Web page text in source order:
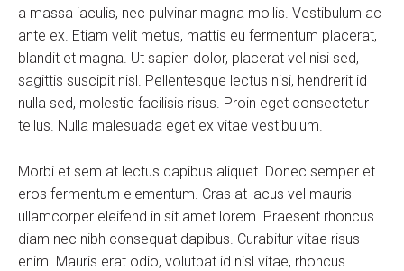
a massa iaculis, nec pulvinar magna mollis. Vestibulum ac
ante ex. Etiam velit metus, mattis eu fermentum placerat,
blandit et magna. Ut sapien dolor, placerat vel nisi sed,
sagittis suscipit nisl. Pellentesque lectus nisi, hendrerit id
nulla sed, molestie facilisis risus. Proin eget consectetur
tellus. Nulla malesuada eget ex vitae vestibulum.
Morbi et sem at lectus dapibus aliquet. Donec semper et
eros fermentum elementum. Cras at lacus vel mauris
ullamcorper eleifend in sit amet lorem. Praesent rhoncus
diam nec nibh consequat dapibus. Curabitur vitae risus
enim. Mauris erat odio, volutpat id nisl vitae, rhoncus